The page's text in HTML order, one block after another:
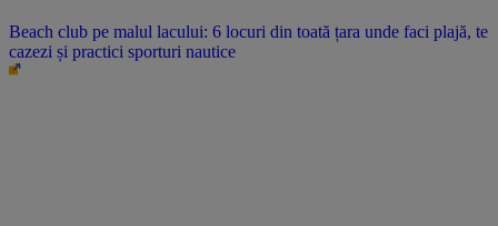
Beach club pe malul lacului: 6 locuri din toată țara unde faci plajă, te
cazezi și practici sporturi nautice